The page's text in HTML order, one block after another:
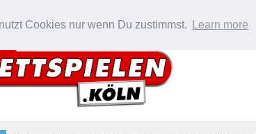
Cookies nur wenn Du zustimmst. Learn more